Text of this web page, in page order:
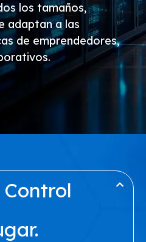
los tamaños,
adaptan a las
de emprendedores,